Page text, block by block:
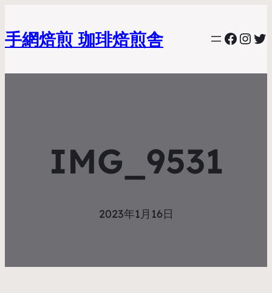
手網焙煎 珈琲焙煎舎
IMG_9531
2023年1月16日